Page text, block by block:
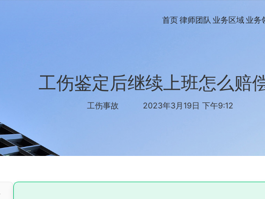
首页律师团队 业务区域 业务
工伤鉴定后继续上班怎么赔
工伤事故 2023年3月19日 下午9:12